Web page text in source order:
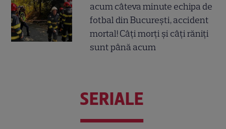
acum câteva minute echipa de
fotbal din București, accident
mortal! Câți morți și câți răniți
sunt până acum
SERIALE